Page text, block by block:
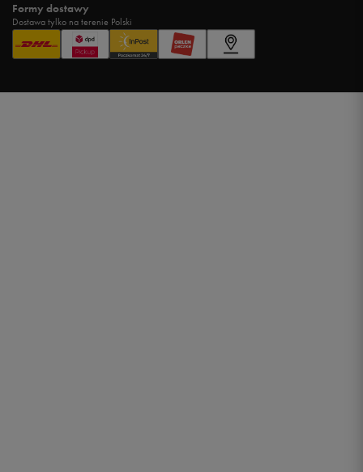
Formy dostawy
Dostawa tylko na terenie Polski